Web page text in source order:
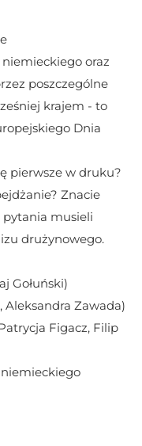
oraz
poszczególne
krajem - to
Dnia
pierwsze w druku?
Znacie
pytania musieli
drużynowego.
Gołuński)
Aleksandra Zawada)
Figacz, Filip